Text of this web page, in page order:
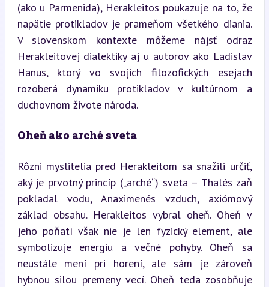
(ako u Parmenida), Herakleitos poukazuje na to, že
napätie protikladov je prameňom všetkého diania.
V slovenskom kontexte môžeme nájsť odraz
Herakleitovej dialektiky aj u autorov ako Ladislav
Hanus, ktorý vo svojich filozofických esejach
rozoberá dynamiku protikladov v kultúrnom a
duchovnom živote národa.
Oheň ako arché sveta
Rôzni myslitelia pred Herakleitom sa snažili určiť,
aký je prvotný princíp („arché“) sveta – Thalés zaň
pokladal vodu, Anaximenés vzduch, axiómový
základ obsahu. Herakleitos vybral oheň. Oheň v
jeho poňatí však nie je len fyzický element, ale
symbolizuje energiu a večné pohyby. Oheň sa
neustále mení pri horení, ale sám je zároveň
hybnou silou premeny vecí. Oheň teda zosobňuje